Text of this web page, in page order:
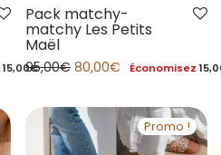
15,00€
Pack matchy-
matchy Les Petits
Maël
95,00€ 80,00€ Économisez
Promo !